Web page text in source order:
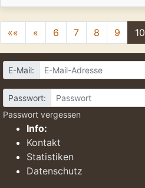
«« « 6 7 8 9 10
E-Mail:
Passwort:
Passwort vergessen
Info:
Kontakt
Statistiken
Datenschutz